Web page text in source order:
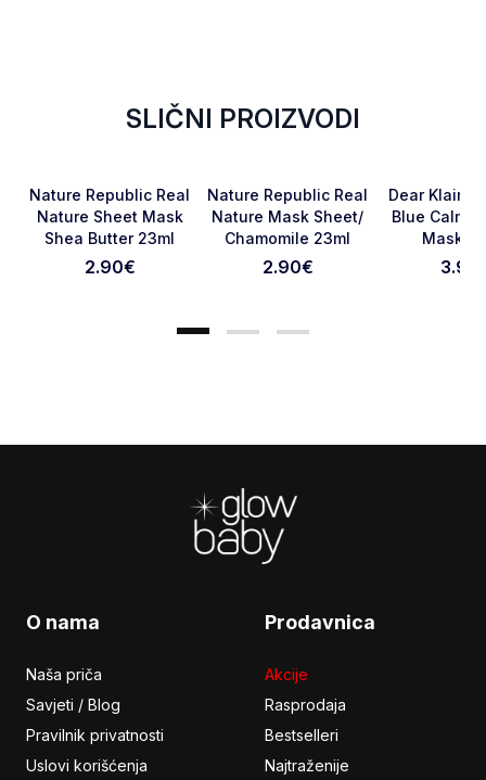
SLIČNI PROIZVODI
Favorite
Nature Republic Real
Nature Sheet Mask
Shea Butter 23ml
2.90€
Favorite
Nature Republic Real
Nature Mask Sheet/
Chamomile 23ml
2.90€
Dear Klairs
Blue
Mask
3.90
O nama
Naša priča
Savjeti / Blog
Pravilnik privatnosti
Uslovi korišćenja
Prodavnica
Akcije
Rasprodaja
Bestselleri
Najtraženije